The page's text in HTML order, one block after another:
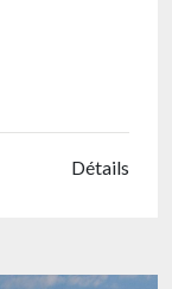
Détails